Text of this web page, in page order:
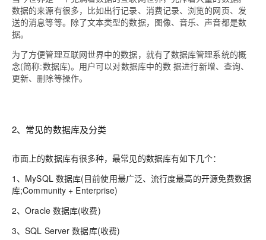
数据的来源有很多，比如出行记录、消费记录、浏览的网页、发
送的消息等等。除了文本类型的数据，图像、音乐、声音都是数
据。
为了方便管理互联网世界中的数据，就有了数据库管理系统的概
念(简称:数据库)。用户可以对数据库中的数 据进行新增、查询、
更新、删除等操作。
2、常见的数据库及分类
市面上的数据库有很多种，最常见的数据库有如下几个：
1、MySQL 数据库(目前使用最广泛、流行度最高的开源免费数据
库;Community + Enterprise)
2、Oracle 数据库(收费)
3、SQL Server 数据库(收费)